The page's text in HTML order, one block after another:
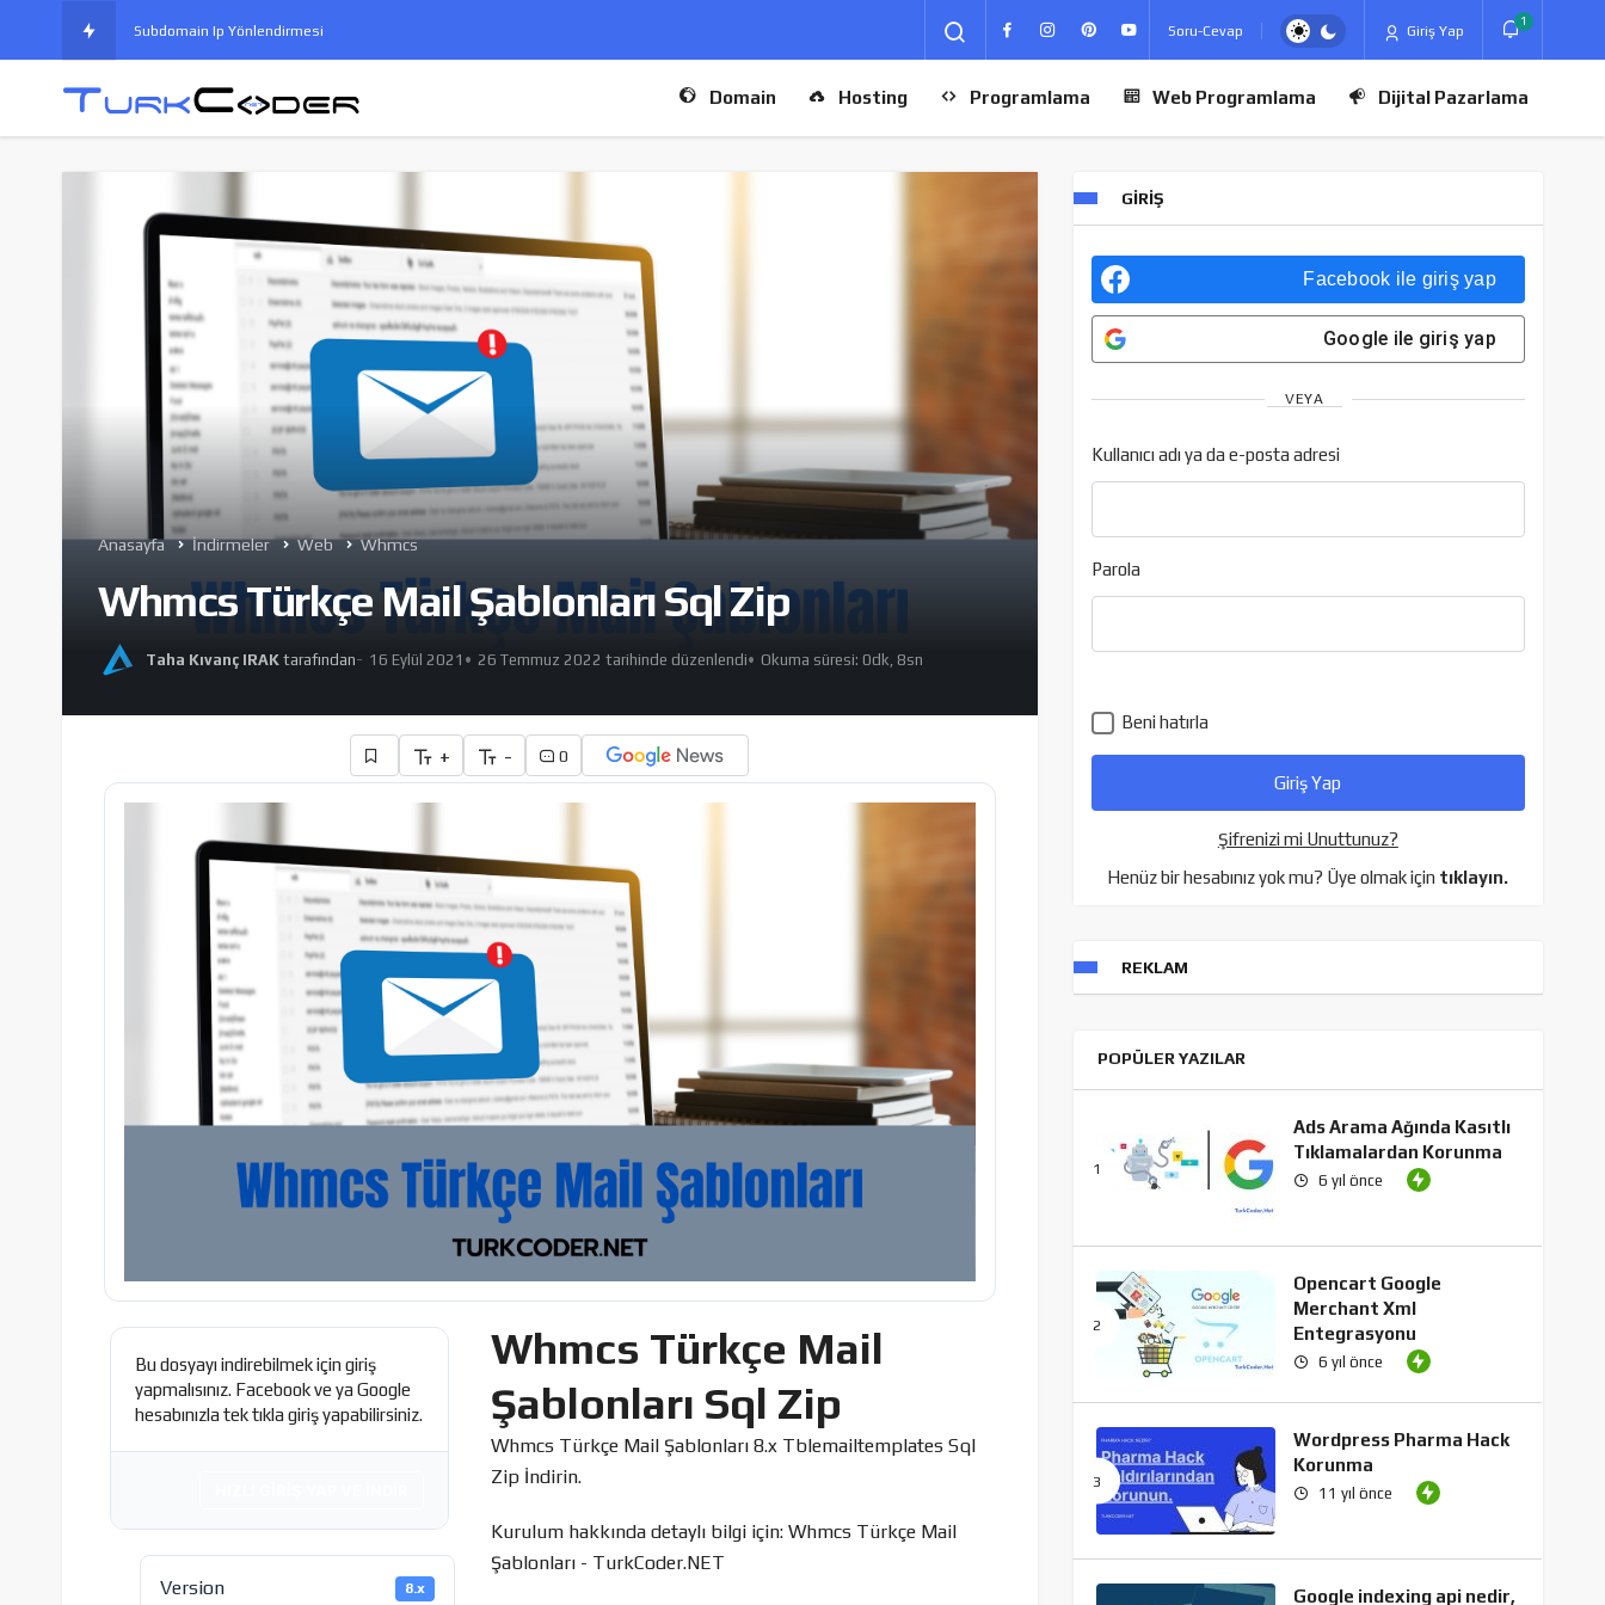
Subdomain Ip Yönlendirmesi
Wordpress Pharma Hack Korunma
Opencart Google Merchant Xml Entegrasyonu
Cpanel Lisans Ücreti 2021 Yılında Tekrar Zamlanıyor
Google indexing api nedir, nasıl kullanılır?
Phpmyadmin import limitini yükseltme
Ads Arama Ağında Kasıtlı Tıklamalardan Korunma
Soru-Cevap Giriş Yap
1
Domain Hosting Programlama Web Programlama Dijital Pazarlama
Anasayfa İndirmeler Web Whmcs
Whmcs Türkçe Mail Şablonları Sql Zip
Taha Kıvanç IRAK tarafından 16 Eylül 2021 26 Temmuz 2022 tarihinde düzenlendi Okuma süresi: 0dk, 8sn
+ - 0
Bu dosyayı indirebilmek için giriş
yapmalısınız. Facebook ve ya Google
hesabınızla tek tıkla giriş yapabilirsiniz.
Version 8.x
Whmcs Türkçe Mail
Şablonları Sql Zip
Whmcs Türkçe Mail Şablonları 8.x Tblemailtemplates Sql
Zip İndirin.
Kurulum hakkında detaylı bilgi için: Whmcs Türkçe Mail
Şablonları - TurkCoder.NET
GIRIŞ
Facebook ile giriş yap
Google ile giriş yap
VEYA
Kullanıcı adı ya da e-posta adresi
Parola
Beni hatırla
Şifrenizi mi Unuttunuz?
Henüz bir hesabınız yok mu? Üye olmak için tıklayın.
REKLAM
POPÜLER YAZILAR
Ads Arama Ağında Kasıtlı
Tıklamalardan Korunma
6 yıl önce
Opencart Google
Merchant Xml
Entegrasyonu
6 yıl önce
Wordpress Pharma Hack
Korunma
11 yıl önce
Google indexing api nedir,